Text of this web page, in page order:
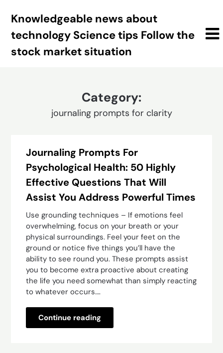
Knowledgeable news about
technology Science tips Follow the
stock market situation
Category:
journaling prompts for clarity
Journaling Prompts For
Psychological Health: 50 Highly
Effective Questions That Will
Assist You Address Powerful Times
Use grounding techniques – If emotions feel
overwhelming, focus on your breath or your
physical surroundings. Feel your feet on the
ground or notice five things you’ll have the
ability to see round you. These prompts assist
you to become extra proactive about creating
the life you need somewhat than simply reacting
to whatever occurs….
Continue reading